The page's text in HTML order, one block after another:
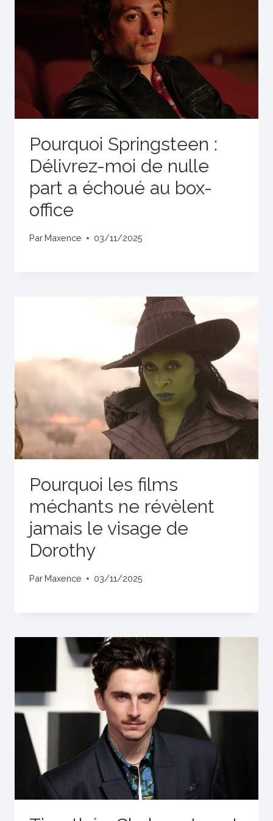
Pourquoi Springsteen :
Délivrez-moi de nulle
part a échoué au box-
office
Par Maxence 03/11/2025
Pourquoi les films
méchants ne révèlent
jamais le visage de
Dorothy
Par Maxence 03/11/2025